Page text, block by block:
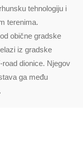
tehnologiju i
terenima.
obične gradske
iz gradske
dionice. Njegov
ga među